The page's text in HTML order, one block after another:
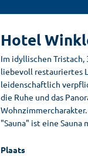
Hotel
Im idyllischen
liebevoll restauriertes
leidenschaftlich
die Ruhe und das
"Sauna" ist eine Sauna
Plaats